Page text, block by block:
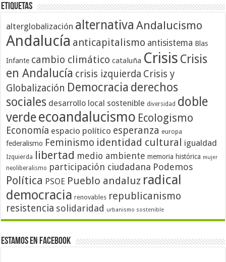
Etiquetas
alterglobalización alternativa Andalucismo
Andalucía anticapitalismo antisistema Blas
Infante cambio climático cataluña Crisis Crisis
en Andalucía crisis izquierda Crisis y
Globalización Democracia derechos
sociales desarrollo local sostenible diversidad doble
verdeecoandalucismo Ecologismo
Economía espacio político esperanza europa
federalismo Feminismo identidad cultural igualdad
Izquierda libertad medio ambiente memoria histórica mujer
neoliberalismo participación ciudadana Podemos
Política PSOE Pueblo andaluz radical
democracia renovables republicanismo
resistencia solidaridad urbanismo sostenible
Estamos en Facebook